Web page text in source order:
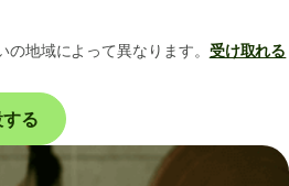
地域によって異なります。 受け取れる
る